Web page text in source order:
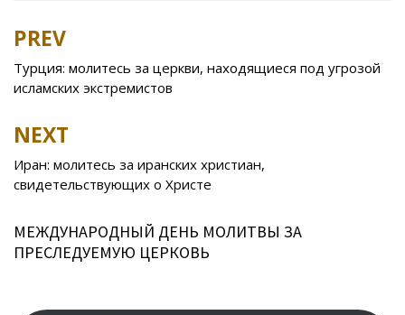
b
o
o
kl
as
ki
u
r
st u A
p
Post
navigation
PREV
Турция: молитесь за церкви, находящиеся под угрозой
исламских экстремистов
NEXT
Иран: молитесь за иранских христиан,
свидетельствующих о Христе
МЕЖДУНАРОДНЫЙ ДЕНЬ МОЛИТВЫ ЗА
ПРЕСЛЕДУЕМУЮ ЦЕРКОВЬ